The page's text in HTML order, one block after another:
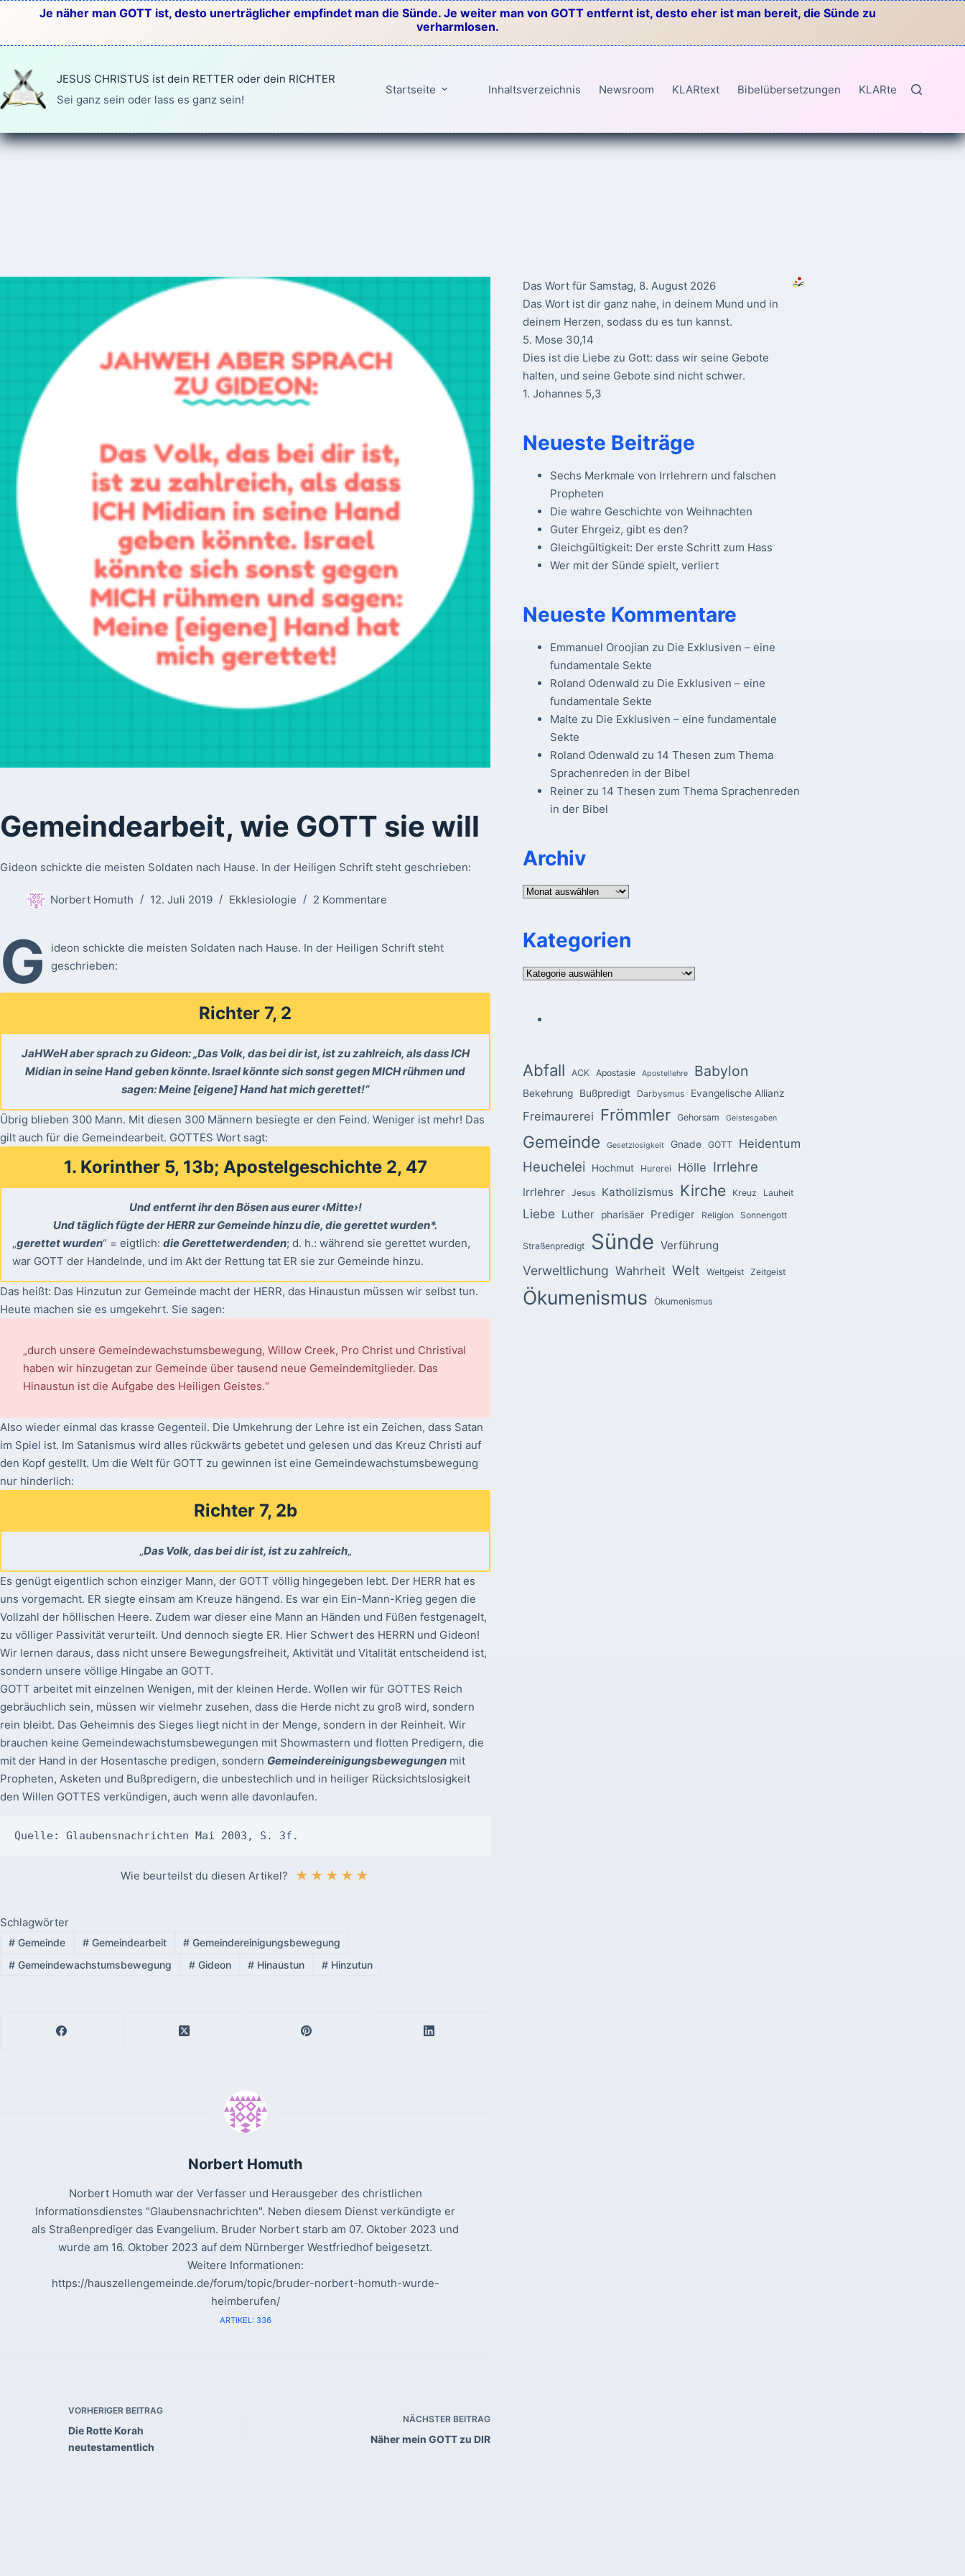
springen
Je näher man GOTT ist, desto unerträglicher empfindet man die Sünde. Je weiter man von GOTT entfernt ist, desto eher ist man bereit, die Sünde zu
verharmlosen.
JESUS CHRISTUS ist dein RETTER oder dein RICHTER
Sei ganz sein oder lass es ganz sein!
Startseite Inhaltsverzeichnis Newsroom KLARtext Bibelübersetzungen KLARtext
Gemeindearbeit, wie GOTT sie will
Gideon schickte die meisten Soldaten nach Hause. In der Heiligen Schrift steht geschrieben:
Norbert Homuth 12. Juli 2019 Ekklesiologie 2 Kommentare
G
ideon schickte die meisten Soldaten nach Hause. In der Heiligen Schrift steht
geschrieben:
Richter 7, 2
JaHWeH aber sprach zu Gideon: „Das Volk, das bei dir ist, ist zu zahlreich, als dass ICH
Midian in seine Hand geben könnte. Israel könnte sich sonst gegen MICH rühmen und
sagen: Meine [eigene] Hand hat mich gerettet!“
Übrig blieben 300 Mann. Mit diesen 300 Männern besiegte er den Feind. Weniger ist mehr! Das
gilt auch für die Gemeindearbeit. GOTTES Wort sagt:
1. Korinther 5, 13b; Apostelgeschichte 2, 47
Und entfernt ihr den Bösen aus eurer ‹Mitte›!
Und täglich fügte der HERR zur Gemeinde hinzu die, die gerettet wurden*.
„gerettet wurden“ = eigtlich: die Gerettetwerdenden; d. h.: während sie gerettet wurden,
war GOTT der Handelnde, und im Akt der Rettung tat ER sie zur Gemeinde hinzu.
Das heißt: Das Hinzutun zur Gemeinde macht der HERR, das Hinaustun müssen wir selbst tun.
Heute machen sie es umgekehrt. Sie sagen:
„durch unsere Gemeindewachstumsbewegung, Willow Creek, Pro Christ und Christival
haben wir hinzugetan zur Gemeinde über tausend neue Gemeindemitglieder. Das
Hinaustun ist die Aufgabe des Heiligen Geistes.“
Also wieder einmal das krasse Gegenteil. Die Umkehrung der Lehre ist ein Zeichen, dass Satan
im Spiel ist. Im Satanismus wird alles rückwärts gebetet und gelesen und das Kreuz Christi auf
den Kopf gestellt. Um die Welt für GOTT zu gewinnen ist eine Gemeindewachstumsbewegung
nur hinderlich:
Richter 7, 2b
„Das Volk, das bei dir ist, ist zu zahlreich„
Es genügt eigentlich schon einziger Mann, der GOTT völlig hingegeben lebt. Der HERR hat es
uns vorgemacht. ER siegte einsam am Kreuze hängend. Es war ein Ein-Mann-Krieg gegen die
Vollzahl der höllischen Heere. Zudem war dieser eine Mann an Händen und Füßen festgenagelt,
zu völliger Passivität verurteilt. Und dennoch siegte ER. Hier Schwert des HERRN und Gideon!
Wir lernen daraus, dass nicht unsere Bewegungsfreiheit, Aktivität und Vitalität entscheidend ist,
sondern unsere völlige Hingabe an GOTT.
GOTT arbeitet mit einzelnen Wenigen, mit der kleinen Herde. Wollen wir für GOTTES Reich
gebräuchlich sein, müssen wir vielmehr zusehen, dass die Herde nicht zu groß wird, sondern
rein bleibt. Das Geheimnis des Sieges liegt nicht in der Menge, sondern in der Reinheit. Wir
brauchen keine Gemeindewachstumsbewegungen mit Showmastern und flotten Predigern, die
mit der Hand in der Hosentasche predigen, sondern Gemeindereinigungsbewegungen mit
Propheten, Asketen und Bußpredigern, die unbestechlich und in heiliger Rücksichtslosigkeit
den Willen GOTTES verkündigen, auch wenn alle davonlaufen.
Quelle: Glaubensnachrichten Mai 2003, S. 3f.
Wie beurteilst du diesen Artikel? ★ ★ ★ ★ ★
Schlagwörter
#Gemeinde #Gemeindearbeit # Gemeindereinigungsbewegung
#Gemeindewachstumsbewegung #Gideon # Hinaustun # Hinzutun
Norbert Homuth
Norbert Homuth war der Verfasser und Herausgeber des christlichen
Informationsdienstes "Glaubensnachrichten". Neben diesem Dienst verkündigte er
als Straßenprediger das Evangelium. Bruder Norbert starb am 07. Oktober 2023 und
wurde am 16. Oktober 2023 auf dem Nürnberger Westfriedhof beigesetzt.
Weitere Informationen:
https://hauszellengemeinde.de/forum/topic/bruder-norbert-homuth-wurde-
heimberufen/
ARTIKEL: 336
VORHERIGER BEITRAG
Die Rotte Korah
neutestamentlich
NÄCHSTER BEITRAG
Näher mein GOTT zu DIR
Das Wort für Samstag, 8. August 2026
Das Wort ist dir ganz nahe, in deinem Mund und in
deinem Herzen, sodass du es tun kannst.
5. Mose 30,14
Dies ist die Liebe zu Gott: dass wir seine Gebote
halten, und seine Gebote sind nicht schwer.
1. Johannes 5,3
Neueste Beiträge
Sechs Merkmale von Irrlehrern und falschen
Propheten
Die wahre Geschichte von Weihnachten
Guter Ehrgeiz, gibt es den?
Gleichgültigkeit: Der erste Schritt zum Hass
Wer mit der Sünde spielt, verliert
Neueste Kommentare
Emmanuel Oroojian zu Die Exklusiven – eine
fundamentale Sekte
Roland Odenwald zu Die Exklusiven – eine
fundamentale Sekte
Malte zu Die Exklusiven – eine fundamentale
Sekte
Roland Odenwald zu 14 Thesen zum Thema
Sprachenreden in der Bibel
Reinerzu 14 Thesen zum Thema Sprachenreden
in der Bibel
Archiv
Archiv
Kategorien
Kategorien
Abfall ACK Apostasie Apostellehre Babylon
Bekehrung Bußpredigt Darbysmus Evangelische Allianz
Freimaurerei Frömmler Gehorsam Geistesgaben
Gemeinde Gesetzlosigkeit Gnade GOTT Heidentum
Heuchelei Hochmut Hurerei Hölle Irrlehre
Irrlehrer Jesus Katholizismus Kirche Kreuz Lauheit
Liebe Luther pharisäer Prediger Religion Sonnengott
Straßenpredigt Sünde Verführung
Verweltlichung Wahrheit Welt Weltgeist Zeitgeist
Ökumenismus Ökumenismus